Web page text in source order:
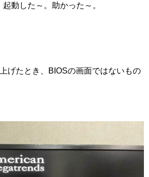
動した～。助かった～。
げたとき、BIOSの画面ではないもの